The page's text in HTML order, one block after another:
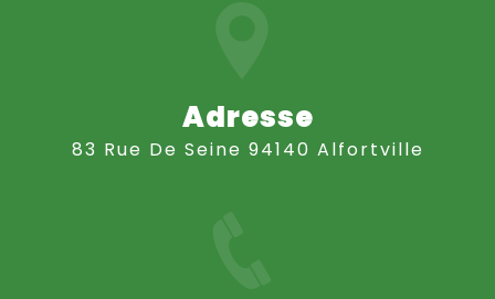
Adresse
83 Rue De Seine 94140 Alfortville